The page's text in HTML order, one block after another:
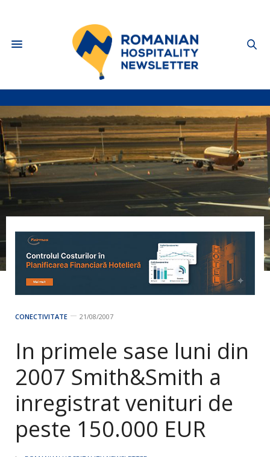
CONECTIVITATE 21/08/2007
In primele sase luni din
2007 Smith&Smith a
inregistrat venituri de
peste 150.000 EUR